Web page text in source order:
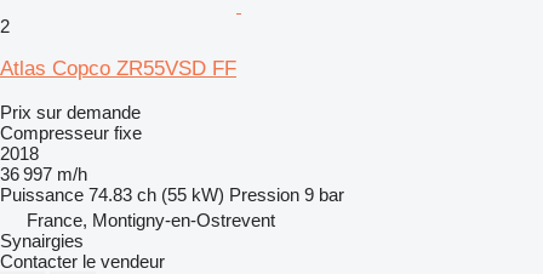
2
Atlas Copco ZR55VSD FF
Prix sur demande
Compresseur fixe
2018
36 997 m/h
Puissance 74.83 ch (55 kW) Pression 9 bar
France, Montigny-en-Ostrevent
Synairgies
Contacter le vendeur